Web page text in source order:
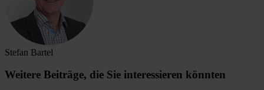
Stefan Bartel
Weitere Beiträge, die Sie interessieren könnten